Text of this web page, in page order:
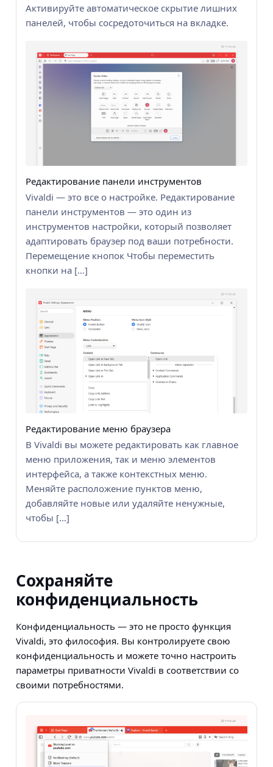
Активируйте автоматическое скрытие лишних
панелей, чтобы сосредоточиться на вкладке.
Редактирование панели инструментов
Vivaldi — это все о настройке. Редактирование
панели инструментов — это один из
инструментов настройки, который позволяет
адаптировать браузер под ваши потребности.
Перемещение кнопок Чтобы переместить
кнопки на […]
Редактирование меню браузера
В Vivaldi вы можете редактировать как главное
меню приложения, так и меню элементов
интерфейса, а также контекстных меню.
Меняйте расположение пунктов меню,
добавляйте новые или удаляйте ненужные,
чтобы […]
Сохраняйте
конфиденциальность
Конфиденциальность — это не просто функция
Vivaldi, это философия. Вы контролируете свою
конфиденциальность и можете точно настроить
параметры приватности Vivaldi в соответствии со
своими потребностями.